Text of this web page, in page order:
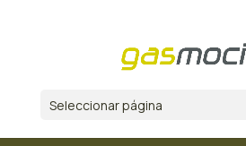
Seleccionar página